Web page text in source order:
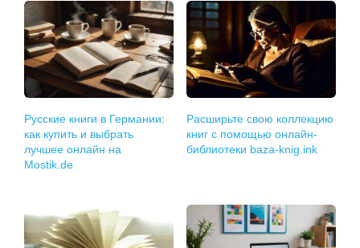
Русские книги в Германии:
как купить и выбрать
лучшее онлайн на
Mostik.de
Расширьте свою коллекцию
книг с помощью онлайн-
библиотеки baza-knig.ink